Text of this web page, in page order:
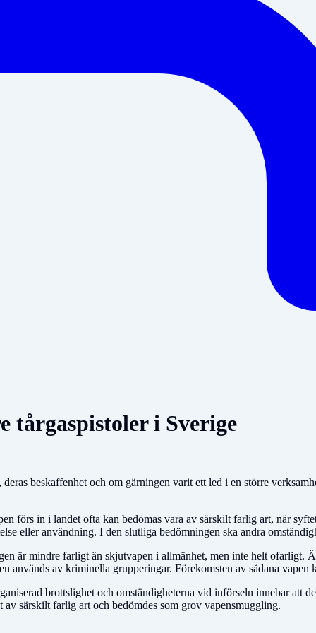
tårgaspistoler i Sverige
beskaffenhet och om gärningen varit ett led i en större
förs in i landet ofta kan bedömas vara av särskilt farlig art, när
eller användning. I den slutliga bedömningen ska andra
är mindre farligt än skjutvapen i allmänhet, men inte helt
används av kriminella grupperingar. Förekomsten av sådana vapen
brottslighet och omständigheterna vid införseln innebar att
särskilt farlig art och bedömdes som grov vapensmuggling.